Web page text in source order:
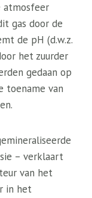
atmosfeer
gas door de
de pH (d.w.z.
het zuurder
gedaan op
toename van
– verklaart
van het
in het